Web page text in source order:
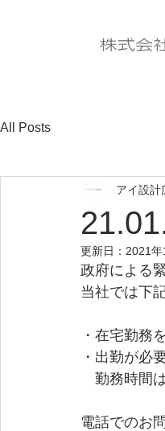
All Posts
アイ設計
更新日： 2021年
政府による
当社では下
・在宅勤務
・出勤が必
勤務時間は
電話でのお